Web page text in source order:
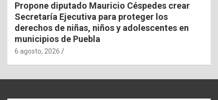
Propone diputado Mauricio Céspedes crear
Secretaría Ejecutiva para proteger los
derechos de niñas, niños y adolescentes en
municipios de Puebla
6 agosto, 2026